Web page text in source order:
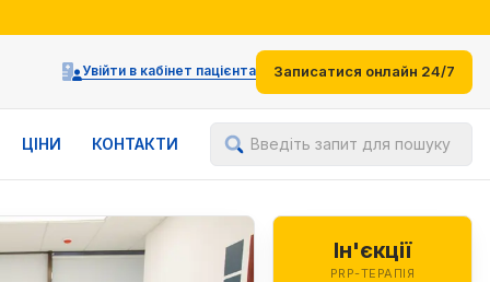
Увійти в кабінет пацієнта Записатися онлайн 24/7
ЦІНИ КОНТАКТИ Введіть запит для пошуку
Ін'єкції
PRP-ТЕРАПІЯ